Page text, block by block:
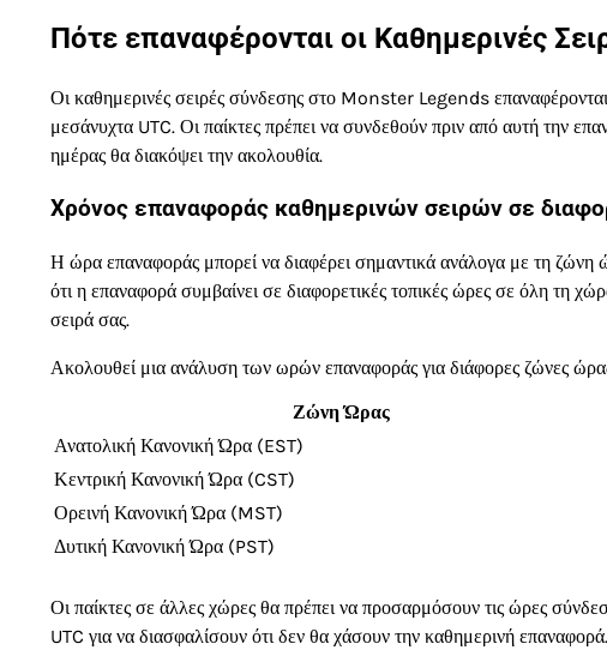
Πότε επαναφέρονται οι Καθημερινές
Οι καθημερινές σειρές σύνδεσης στο Monster Legends
μεσάνυχτα UTC. Οι παίκτες πρέπει να συνδεθούν πριν από αυτή την
ημέρας θα διακόψει την ακολουθία.
Χρόνος επαναφοράς καθημερινών σειρών σε
Η ώρα επαναφοράς μπορεί να διαφέρει σημαντικά ανάλογα με τη ζώνη
ότι η επαναφορά συμβαίνει σε διαφορετικές τοπικές ώρες σε όλη τη
σειρά σας.
Ακολουθεί μια ανάλυση των ωρών επαναφοράς για διάφορες ζώνες
Ζώνη Ώρας
Ανατολική Κανονική Ώρα (EST)
Κεντρική Κανονική Ώρα (CST)
Ορεινή Κανονική Ώρα (MST)
Δυτική Κανονική Ώρα (PST)
Οι παίκτες σε άλλες χώρες θα πρέπει να προσαρμόσουν τις ώρες
UTC για να διασφαλίσουν ότι δεν θα χάσουν την καθημερινή επαναφορά.